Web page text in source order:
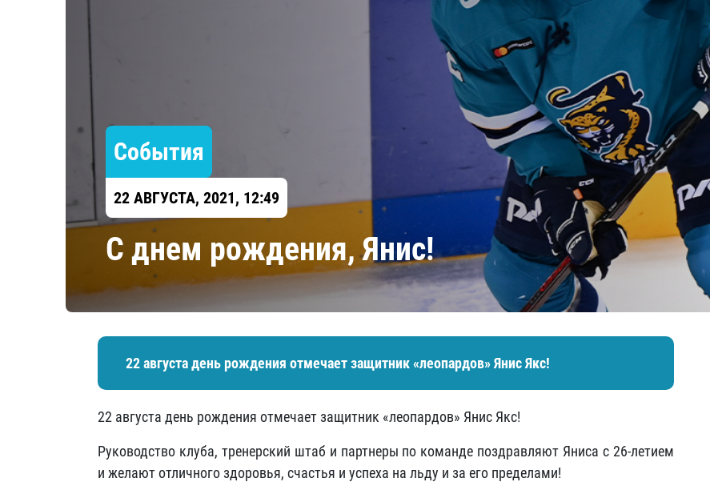
Барыс
Салават Юлаев
События
22 АВГУСТА, 2021, 12:49
С днем рождения, Янис!
22 августа день рождения отмечает защитник «леопардов» Янис Якс!
22 августа день рождения отмечает защитник «леопардов» Янис Якс!
Руководство клуба, тренерский штаб и партнеры по команде поздравляют Яниса с 26-летием
и желают отличного здоровья, счастья и успеха на льду и за его пределами!